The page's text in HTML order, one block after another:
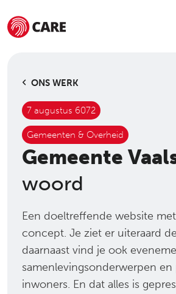
ONS WERK
7 augustus 6072
Gemeenten & Overheid
Gemeente
woord
Een doeltreffende website
concept. Je ziet er uiteraard
daarnaast vind je ook
samenlevingsonderwerpen
inwoners. En dat alles is